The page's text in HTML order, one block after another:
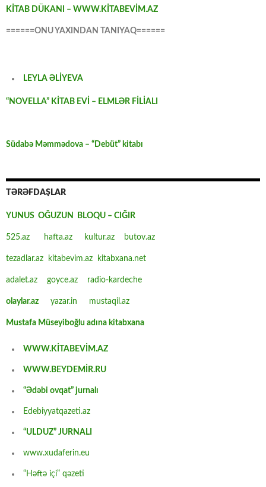
KİTAB DÜKANI – WWW.KİTABEVİM.AZ
======ONU YAXINDAN TANIYAQ======
LEYLA ƏLİYEVA
“NOVELLA” KİTAB EVİ – ELMLƏR FİLİALI
Südabə Məmmədova – “Debüt” kitabı
TƏRƏFDAŞLAR
YUNUS OĞUZUN BLOQU – CIĞIR
525.az hafta.az kultur.az butov.az
tezadlar.az kitabevim.az kitabxana.net
adalet.az goyce.az radio-kardeche
olaylar.az yazar.in mustaqil.az
Mustafa Müseyiboğlu adına kitabxana
WWW.KİTABEVİM.AZ
WWW.BEYDEMİR.RU
“Ədəbi ovqat” jurnalı
Edebiyyatqazeti.az
“ULDUZ” JURNALI
www.xudaferin.eu
“Həftə içi” qəzeti